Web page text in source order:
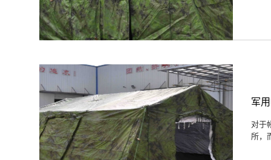
军
对于
所，